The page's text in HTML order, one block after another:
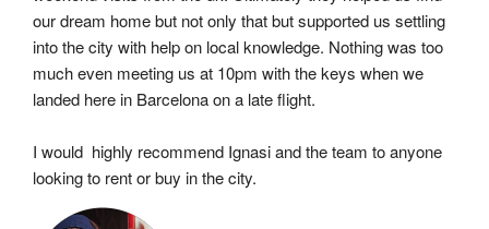
our dream home but not only that but supported us settling
into the city with help on local knowledge. Nothing was too
much even meeting us at 10pm with the keys when we
landed here in Barcelona on a late flight.
I would  highly recommend Ignasi and the team to anyone
looking to rent or buy in the city.